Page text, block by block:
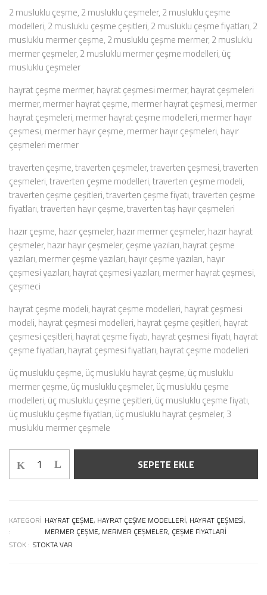
2 musluklu çeşme, 2 musluklu çeşmeler, 2 musluklu çeşme
modelleri, 2 musluklu çeşme çeşitleri, 2 musluklu çeşme fiyatları, 2
musluklu mermer çeşme, 2 musluklu çeşme mermer, 2 musluklu
mermer çeşmeler, 2 musluklu mermer çeşme modelleri, üç
musluklu çeşmeler
hayrat çeşme mermer, hayrat çeşmesi mermer, hayrat çeşmeleri
mermer, mermer hayrat çeşme, mermer hayrat çeşmesi, mermer
hayrat çeşmeleri, mermer hayrat çeşme modelleri, mermer hayır
çeşmesi, mermer hayır çeşme, mermer hayır çeşmeleri, hayır
çeşmeleri mermer
traverten çeşme, traverten çeşmeler, traverten çeşmesi, traverten
çeşmeleri, traverten çeşme modelleri, traverten çeşme modeli,
traverten çeşme çeşitleri, traverten çeşme fiyatı, traverten çeşme
fiyatları, traverten hayır çeşme, traverten taş hayır çeşmeleri
hazır çeşme, hazır çeşmeler, hazır mermer çeşmeler, hazır hayrat
çeşmeler, hazır hayır çeşmeler, çeşme yazıları, hayrat çeşme
yazıları, mermer çeşme yazıları, hayır çeşme yazıları, hayır
çeşmesi yazıları, hayrat çeşmesi yazıları, mermer hayrat çeşmesi,
çeşmeci
hayrat çeşme modeli, hayrat çeşme modelleri, hayrat çeşmesi
modeli, hayrat çeşmesi modelleri, hayrat çeşme çeşitleri, hayrat
çeşmesi çeşitleri, hayrat çeşme fiyatı, hayrat çeşmesi fiyatı, hayrat
çeşme fiyatları, hayrat çeşmesi fiyatları, hayrat çeşme modelleri
üç musluklu çeşme, üç musluklu hayrat çeşme, üç musluklu
mermer çeşme, üç musluklu çeşmeler, üç musluklu çeşme
modelleri, üç musluklu çeşme çeşitleri, üç musluklu çeşme fiyatı,
üç musluklu çeşme fiyatları, üç musluklu hayrat çeşmeler, 3
musluklu mermer çeşmele
SEPETE EKLE
KATEGORI
:
HAYRAT ÇEŞME, HAYRAT ÇEŞME MODELLERI, HAYRAT ÇEŞMESI,
MERMER ÇEŞME, MERMER ÇEŞMELER, ÇEŞME FIYATLARI
STOK : STOKTA VAR